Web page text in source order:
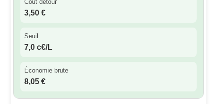
Coût détour
3,50 €
Seuil
7,0 c€/L
Économie brute
8,05 €